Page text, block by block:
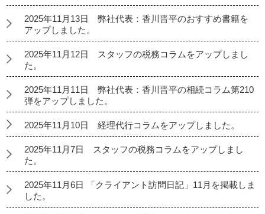
2025年11月13日 弊社代表：香川晋平のおすすめ書籍を
アップしました。
2025年11月12日 スタッフの税務コラムをアップしまし
た。
2025年11月11日 弊社代表：香川晋平の相続コラム第210
弾をアップしました。
2025年11月10日 経理代行コラムをアップしました。
2025年11月7日 スタッフの税務コラムをアップしまし
た。
2025年11月6日 「クライアント訪問日記」11月を掲載しま
した。